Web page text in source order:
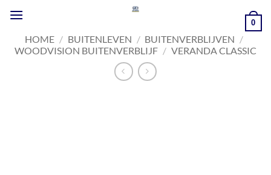
naar
inhoud
0
HOME / BUITENLEVEN / BUITENVERBLIJVEN /
WOODVISION BUITENVERBLIJF / VERANDA CLASSIC